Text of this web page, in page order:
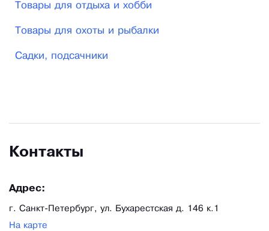
Товары для отдыха и хобби
Товары для охоты и рыбалки
Садки, подсачники
Контакты
Адрес:
г. Санкт-Петербург, ул. Бухарестская д. 146 к.1
На карте